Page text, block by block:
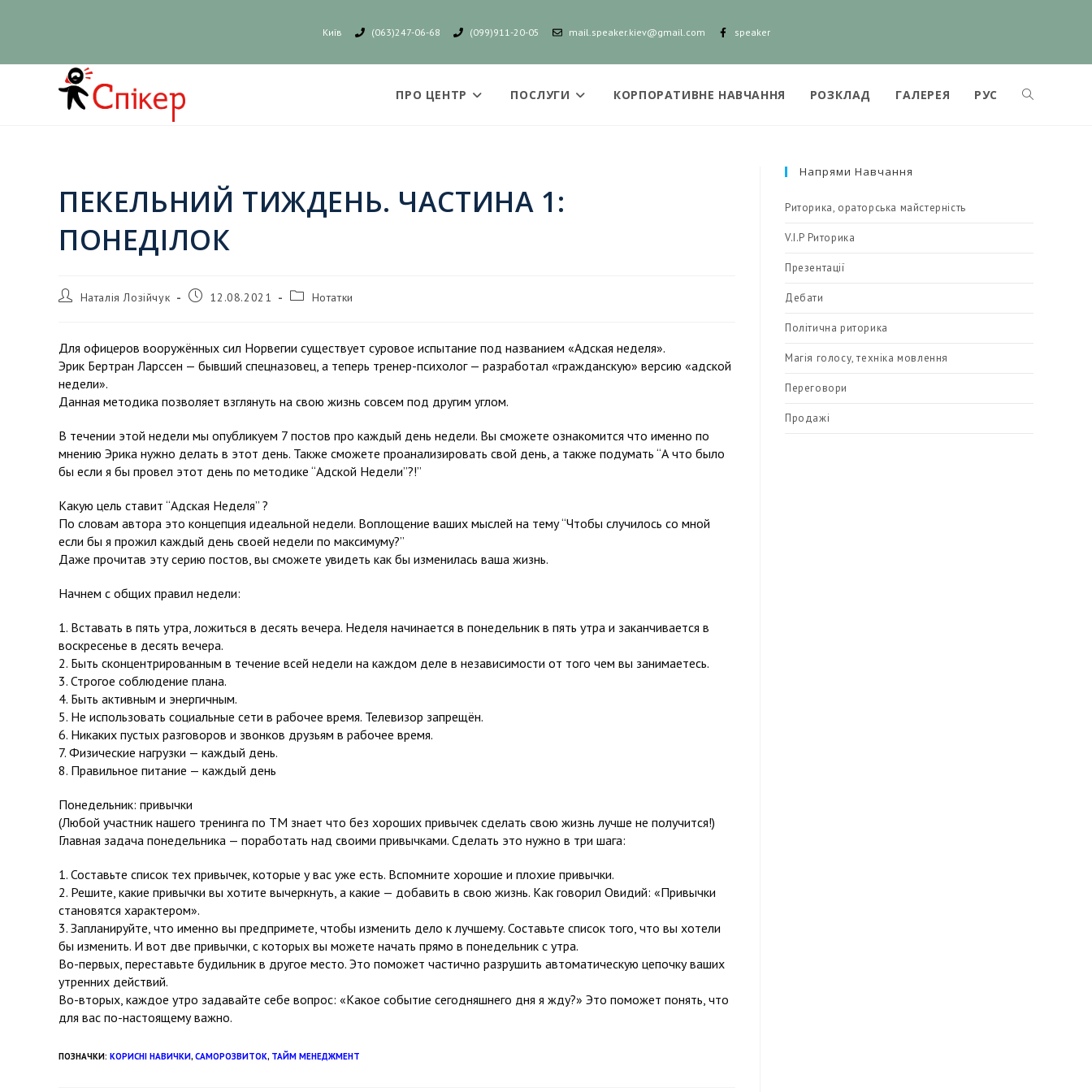
Київ (063)247-06-68 (099)911-20-05 mail.speaker.kiev@gmail.com speaker
ПРО ЦЕНТР ПОСЛУГИ КОРПОРАТИВНЕ НАВЧАННЯ РОЗКЛАД ГАЛЕРЕЯ РУС
ПЕКЕЛЬНИЙ ТИЖДЕНЬ. ЧАСТИНА 1:
ПОНЕДІЛОК
Наталія Лозійчук 12.08.2021 Нотатки
Для офицеров вооружённых сил Норвегии существует суровое испытание под названием «Адская неделя».
Эрик Бертран Ларссен — бывший спецназовец, а теперь тренер-психолог — разработал «гражданскую» версию «адской
недели».
Данная методика позволяет взглянуть на свою жизнь совсем под другим углом.
В течении этой недели мы опубликуем 7 постов про каждый день недели. Вы сможете ознакомится что именно по
мнению Эрика нужно делать в этот день. Также сможете проанализировать свой день, а также подумать “А что было
бы если я бы провел этот день по методике “Адской Недели”?!”
Какую цель ставит “Адская Неделя” ?
По словам автора это концепция идеальной недели. Воплощение ваших мыслей на тему “Чтобы случилось со мной
если бы я прожил каждый день своей недели по максимуму?”
Даже прочитав эту серию постов, вы сможете увидеть как бы изменилась ваша жизнь.
Начнем с общих правил недели:
1. Вставать в пять утра, ложиться в десять вечера. Неделя начинается в понедельник в пять утра и заканчивается в
воскресенье в десять вечера.
2. Быть сконцентрированным в течение всей недели на каждом деле в независимости от того чем вы занимаетесь.
3. Строгое соблюдение плана.
4. Быть активным и энергичным.
5. Не использовать социальные сети в рабочее время. Телевизор запрещён.
6. Никаких пустых разговоров и звонков друзьям в рабочее время.
7. Физические нагрузки — каждый день.
8. Правильное питание — каждый день
Понедельник: привычки
(Любой участник нашего тренинга по ТМ знает что без хороших привычек сделать свою жизнь лучше не получится!)
Главная задача понедельника — поработать над своими привычками. Сделать это нужно в три шага:
1. Составьте список тех привычек, которые у вас уже есть. Вспомните хорошие и плохие привычки.
2. Решите, какие привычки вы хотите вычеркнуть, а какие — добавить в свою жизнь. Как говорил Овидий: «Привычки
становятся характером».
3. Запланируйте, что именно вы предпримете, чтобы изменить дело к лучшему. Составьте список того, что вы хотели
бы изменить. И вот две привычки, с которых вы можете начать прямо в понедельник с утра.
Во-первых, переставьте будильник в другое место. Это поможет частично разрушить автоматическую цепочку ваших
утренних действий.
Во-вторых, каждое утро задавайте себе вопрос: «Какое событие сегодняшнего дня я жду?» Это поможет понять, что
для вас по-настоящему важно.
ПОЗНАЧКИ: КОРИСНІ НАВИЧКИ, САМОРОЗВИТОК, ТАЙМ МЕНЕДЖМЕНТ
Напрями Навчання
Риторика, ораторська майстерність
V.I.P Риторика
Презентації
Дебати
Політична риторика
Магія голосу, техніка мовлення
Переговори
Продажі